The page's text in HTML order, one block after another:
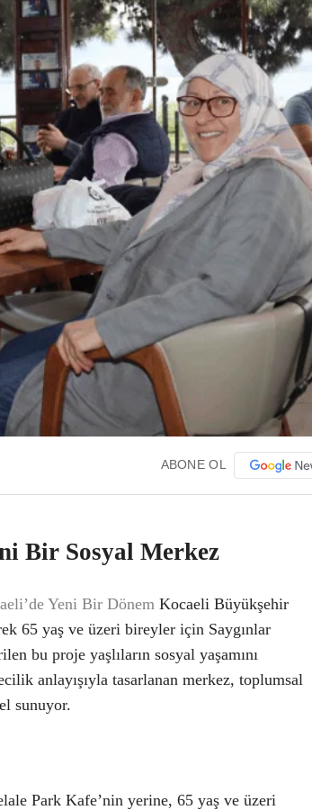
ABONE OL
Bir Sosyal Merkez
Yeni Bir Dönem Kocaeli Büyükşehir
65 yaş ve üzeri bireyler için Saygınlar
bu proje yaşlıların sosyal yaşamını
anlayışıyla tasarlanan merkez, toplumsal
sunuyor.
Park Kafe’nin yerine, 65 yaş ve üzeri